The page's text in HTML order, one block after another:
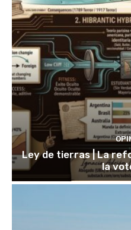
Ley de tierras | La
la